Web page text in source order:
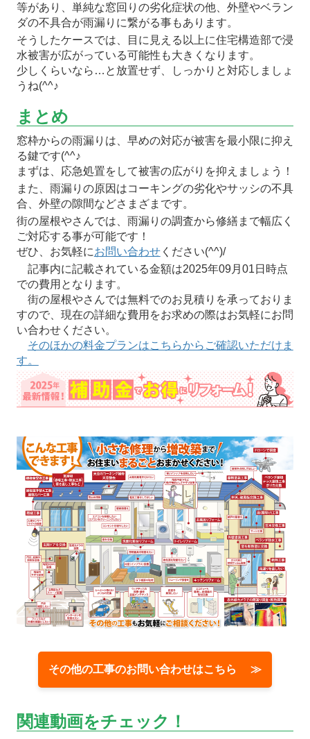
等があり、単純な窓回りの劣化症状の他、外壁やベラン
ダの不具合が雨漏りに繋がる事もあります。
そうしたケースでは、目に見える以上に住宅構造部で浸
水被害が広がっている可能性も大きくなります。
少しくらいなら…と放置せず、しっかりと対応しましょ
うね(^^♪
まとめ
窓枠からの雨漏りは、早めの対応が被害を最小限に抑え
る鍵です(^^♪
まずは、応急処置をして被害の広がりを抑えましょう！
また、雨漏りの原因はコーキングの劣化やサッシの不具
合、外壁の隙間などさまざまです。
街の屋根やさんでは、雨漏りの調査から修繕まで幅広く
ご対応する事が可能です！
ぜひ、お気軽にお問い合わせください(^^)/
記事内に記載されている金額は2025年09月01日時点
での費用となります。
街の屋根やさんでは無料でのお見積りを承っておりま
すので、現在の詳細な費用をお求めの際はお気軽にお問
い合わせください。
そのほかの料金プランはこちらからご確認いただけま
す。
その他の工事のお問い合わせはこちら ≫
関連動画をチェック！